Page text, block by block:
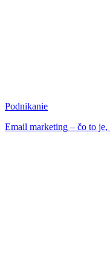
Podnikanie
Email marketing – čo to